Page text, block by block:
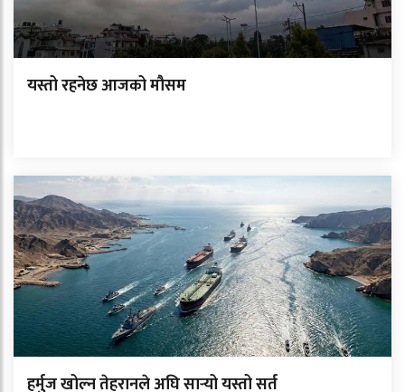
यस्तो रहनेछ आजको मौसम
हर्मुज खोल्न तेहरानले अघि सार्‍यो यस्तो सर्त